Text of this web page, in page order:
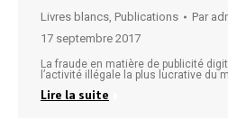
Livres blancs, Publications Par
17 septembre 2017
La fraude en matière de publicité
l’activité illégale la plus lucrative du
Lire la suite